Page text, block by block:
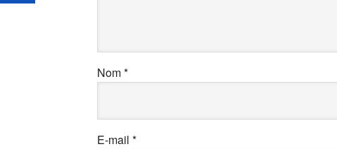
Nom*
E-mail *